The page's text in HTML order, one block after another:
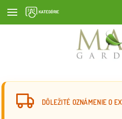
DÔLEŽITÉ OZNÁMENIE O